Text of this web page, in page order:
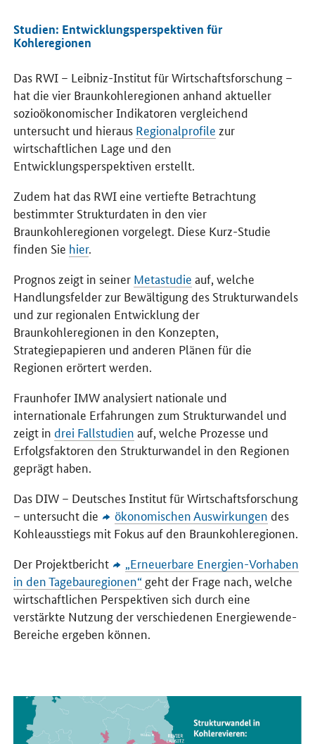
Studien: Entwicklungsperspektiven für
Kohleregionen
Das RWI – Leibniz-Institut für Wirtschaftsforschung –
hat die vier Braunkohleregionen anhand aktueller
sozioökonomischer Indikatoren vergleichend
untersucht und hieraus Regionalprofile zur
wirtschaftlichen Lage und den
Entwicklungsperspektiven erstellt.
Zudem hat das RWI eine vertiefte Betrachtung
bestimmter Strukturdaten in den vier
Braunkohleregionen vorgelegt. Diese Kurz-Studie
finden Sie hier.
Prognos zeigt in seiner Metastudie auf, welche
Handlungsfelder zur Bewältigung des Strukturwandels
und zur regionalen Entwicklung der
Braunkohleregionen in den Konzepten,
Strategiepapieren und anderen Plänen für die
Regionen erörtert werden.
Fraunhofer IMW analysiert nationale und
internationale Erfahrungen zum Strukturwandel und
zeigt indrei Fallstudien auf, welche Prozesse und
Erfolgsfaktoren den Strukturwandel in den Regionen
geprägt haben.
Das DIW – Deutsches Institut für Wirtschaftsforschung
– untersucht die
ökonomischen Auswirkungen des
Kohleausstiegs mit Fokus auf den Braunkohleregionen.
Der Projektbericht
„Erneuerbare Energien-Vorhaben
in den Tagebauregionen“ geht der Frage nach, welche
wirtschaftlichen Perspektiven sich durch eine
verstärkte Nutzung der verschiedenen Energiewende-
Bereiche ergeben können.
Öffnet Einzelsicht